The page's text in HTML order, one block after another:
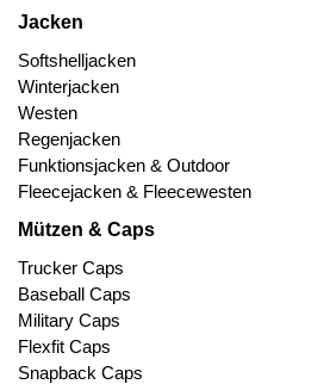
Jacken
Softshelljacken
Winterjacken
Westen
Regenjacken
Funktionsjacken & Outdoor
Fleecejacken & Fleecewesten
Mützen & Caps
Trucker Caps
Baseball Caps
Military Caps
Flexfit Caps
Snapback Caps